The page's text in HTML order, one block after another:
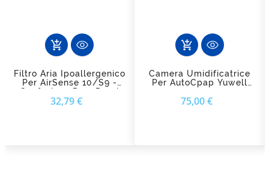
add_shopping_cart
Filtro Aria Ipoallergenico
Per AirSense 10/S9 -
Confezione Da 2 Pezzi
32,79 €
add_shopping_cart
Camera Umidificatrice
Per AutoCpap Yuwell
75,00 €